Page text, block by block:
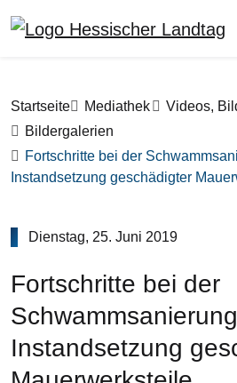
Pfadnavigation
Startseite Mediathek
Videos,
Bildergalerien
Fortschritte bei der
Instandsetzung geschädigter
Dienstag, 25. Juni 2019
Fortschritte bei der
Instandsetzung